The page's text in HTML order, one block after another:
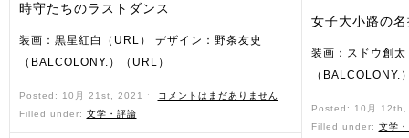
時守たちのラストダンス
装画：黒星紅白（URL） デザイン：野条友史
（BALCOLONY.）（URL）
Posted: 10月 21st, 2021 ˑ
コメントはまだありません
Filled under: 文学・評論
女子大小路の
装画：スドウ創
（BALCOLONY.
Posted: 10月
Filled under: 文学